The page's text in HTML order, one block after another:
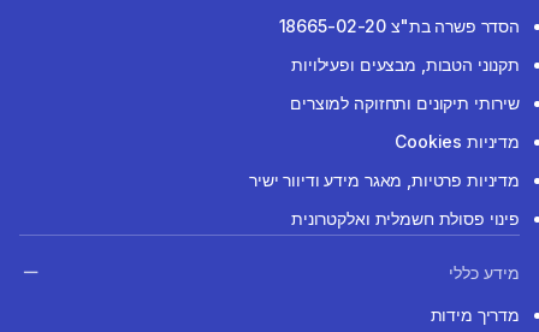
הסדר פשרה בת"צ 18665-02-20
תקנוני הטבות, מבצעים ופעילויות
שירותי תיקונים ותחזוקה למוצרים
מדיניות Cookies
מדיניות פרטיות, מאגר מידע ודיוור ישיר
פינוי פסולת חשמלית ואלקטרונית
מידע כללי
מדריך מידות